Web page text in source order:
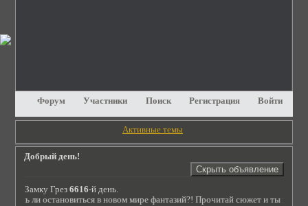
Форум Участники Поиск Регистрация Войти
Активные темы
Добрый день!
Замку Грез6616-й день.
ли остановиться в новом мире фантазий?! Прочитай сюжет и ты